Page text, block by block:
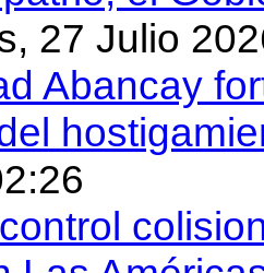
27 Julio
Abancay